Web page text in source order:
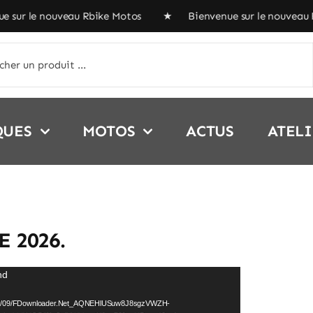
le nouveau Rbike Motos ★ Bienvenue sur le
MOTOS ACTUS
2026.
FDownloader.Net_AQNEHlUSuw8J8sgzVWZH-